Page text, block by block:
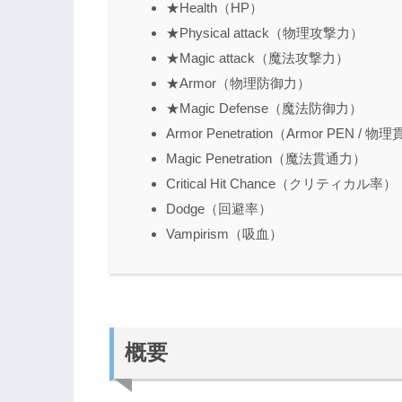
★Health（HP）
★Physical attack（物理攻撃力）
★Magic attack（魔法攻撃力）
★Armor（物理防御力）
★Magic Defense（魔法防御力）
Armor Penetration（Armor PEN / 物理
Magic Penetration（魔法貫通力）
Critical Hit Chance（クリティカル率）
Dodge（回避率）
Vampirism（吸血）
概要